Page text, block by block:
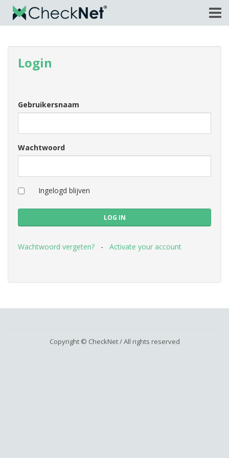
Login
Gebruikersnaam
Wachtwoord
Ingelogd blijven
LOG IN
Wachtwoord vergeten? - Activate your account
Copyright © CheckNet / All rights reserved